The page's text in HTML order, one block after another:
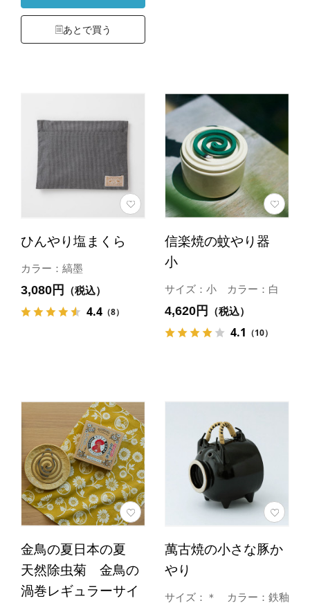
あとで買う
ひんやり塩まくら
カラー：縞墨
3,080円 （税込）
4.4（8）
信楽焼の蚊やり器
小
サイズ：小 カラー：白
4,620円 （税込）
4.1 （10）
金鳥の夏日本の夏
天然除虫菊 金鳥の
渦巻レギュラーサイ
萬古焼の小さな豚か
やり
サイズ：＊ カラー：鉄釉